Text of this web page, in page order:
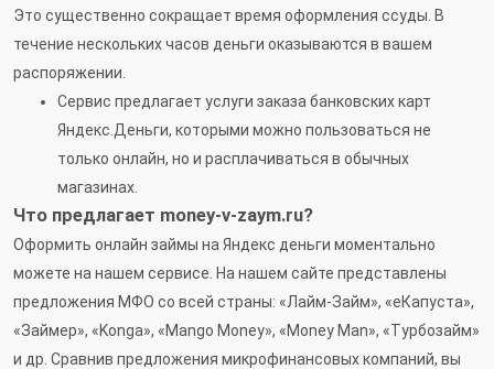
Это существенно сокращает время оформления ссуды. В
течение нескольких часов деньги оказываются в вашем
распоряжении.
Сервис предлагает услуги заказа банковских карт
Яндекс.Деньги, которыми можно пользоваться не
только онлайн, но и расплачиваться в обычных
магазинах.
Что предлагает money-v-zaym.ru?
Оформить онлайн займы на Яндекс деньги моментально
можете на нашем сервисе. На нашем сайте представлены
предложения МФО со всей страны: «Лайм-Займ», «eКапуста»,
«Займер», «Konga», «Mango Money», «Money Man», «Турбозайм»
и др. Сравнив предложения микрофинансовых компаний, вы